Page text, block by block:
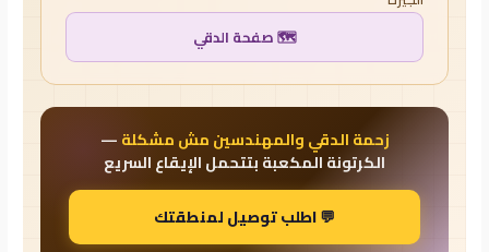
🗺️ صفحة الدقي
زحمة الدقي والمهندسين مش مشكلة—
الكرتونة المكعبة بتتحمل الإيقاع السريع
💬 اطلب توصيل لمنطقتك